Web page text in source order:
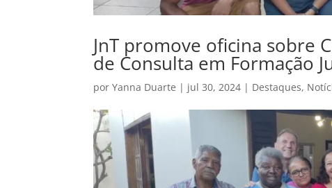
JnT promove oficina sobre
de Consulta em Formação
porYanna Duarte | jul 30, 2024 | Destaques,